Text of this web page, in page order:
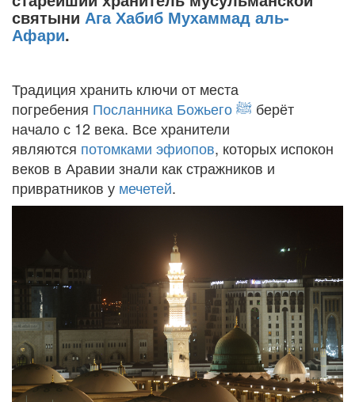
святыни Ага Хабиб Мухаммад аль-
Афари.
Традиция хранить ключи от места
погребения Посланника Божьегоﷺ берёт
начало с 12 века. Все хранители
являются потомками эфиопов, которых испокон
веков в Аравии знали как стражников и
привратников у мечетей.